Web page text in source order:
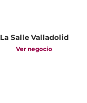
La Salle Valladolid
Ver negocio